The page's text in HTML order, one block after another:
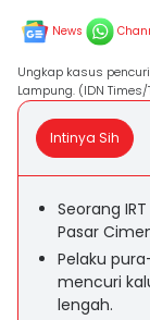
News
Ungkap kasus
Lampung. (IDN
Intinya Sih
Seorang
Pasar
Pelaku
mencuri
lengah.